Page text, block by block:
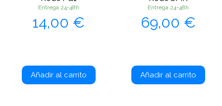
Entrega 24-48h
Precio
14,00 €
Añadir al carrito
Entrega 24-48h
Precio
69,00 €
Añadir al carrito